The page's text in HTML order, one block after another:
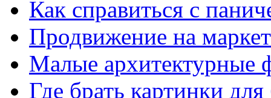
Как справиться с
Продвижение на
Малые архитектурные
Где брать картинки